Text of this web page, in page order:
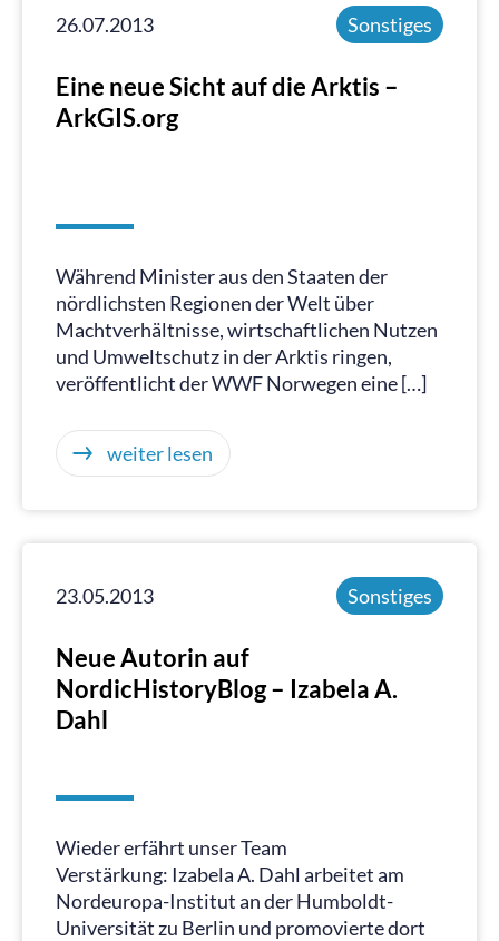
26.07.2013 Sonstiges
Eine neue Sicht auf die Arktis –
ArkGIS.org
Während Minister aus den Staaten der
nördlichsten Regionen der Welt über
Machtverhältnisse, wirtschaftlichen Nutzen
und Umweltschutz in der Arktis ringen,
veröffentlicht der WWF Norwegen eine […]
weiter lesen
23.05.2013 Sonstiges
Neue Autorin auf
NordicHistoryBlog – Izabela A.
Dahl
Wieder erfährt unser Team
Verstärkung: Izabela A. Dahl arbeitet am
Nordeuropa-Institut an der Humboldt-
Universität zu Berlin und promovierte dort